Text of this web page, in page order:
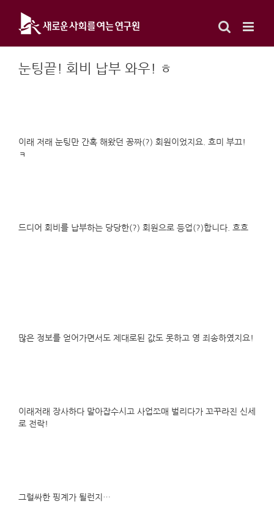
content
눈팅끝! 회비 납부 와우! ㅎ
이래 저래 눈팅만 간혹 해왔던 꽁짜(?) 회원이었지요. 흐미 부끄!
ㅋ
드디어 회비를 납부하는 당당한(?) 회원으로 등업(?)합니다. 흐흐
많은 정보를 얻어가면서도 제대로된 값도 못하고 영 죄송하였지요!
이래저래 장사하다 말아잡수시고 사업쪼매 벌리다가 꼬꾸라진 신세
로 전락!
그럴싸한 핑계가 될런지…